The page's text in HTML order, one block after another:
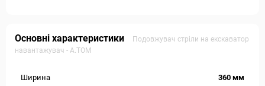
Основні характеристики
Подовжувач стріли на екскаватор
навантажувач - А.ТОМ
Ширина 360 мм